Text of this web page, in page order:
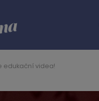
edukační videa!